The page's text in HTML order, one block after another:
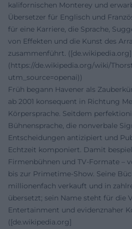
kalifornischen Monterey und
Übersetzer für Englisch und
für eine Karriere, die Sprache,
von Effekten und die Kunst des
zusammenführt. ([de.wikipedia.org]
(https://de.wikipedia.org/wiki/
utm_source=openai))
Früh begann Havener als
ab 2001 konsequent in Richtung
Körpersprache. Seitdem
Bühnensprache, die nonverbale
Entscheidungen antizipiert und
Echtzeit komponiert. Damit
Firmenbühnen und TV-Formate –
bis zur Primetime-Show. Seine
millionenfach verkauft und in
übersetzt; sein Name steht für die
Entertainment und evidenznaher
([de.wikipedia.org]